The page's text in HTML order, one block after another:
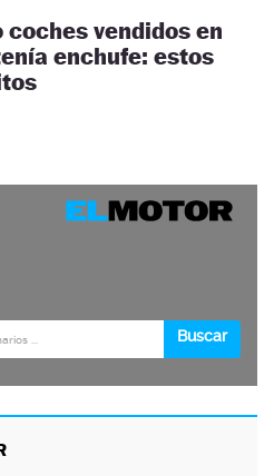
vendidos en
enchufe: estos